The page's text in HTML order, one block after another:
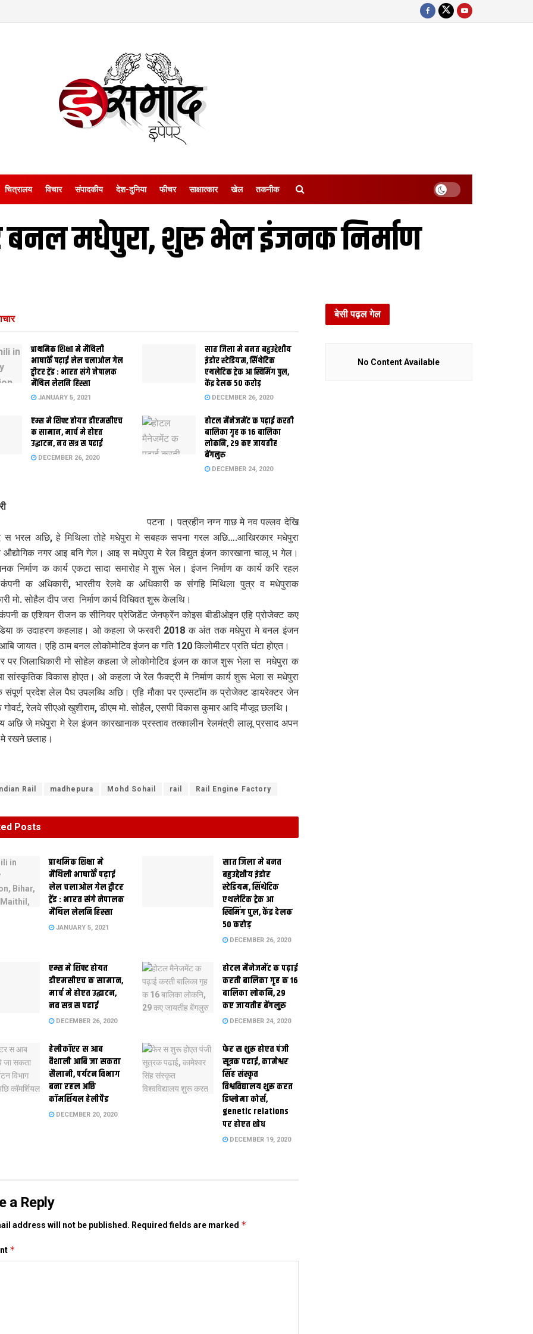
चित्रालय विचार संपादकीय देश-दुनिया फीचर साक्षात्‍कार खेल तकनीक
बनल मधेपुरा, शुरु भेल इंजनक निर्माण
प्राथमिक शि‍क्षा मे मैथि‍ली
भाषाकेँ पढ़ाई लेल चलाओल गेल
ट्वीटर ट्रेंड : भारत संगे नेपालक
मैथिल लेलनि हिस्सा
JANUARY 5, 2021
सात जिला मे बनत बहुउद्देशीय
इंडोर स्‍टेडि‍यम, सिंथेटिक
एथलेटिक ट्रेक आ स्विमिंग पुल,
केंद्र देलक 50 करोड़
DECEMBER 26, 2020
एम्स मे शिफ्ट होयत डीएमसीएच
क सामान, मार्च मे होएत
उद्घाटन, नव सत्र स पढाई
DECEMBER 26, 2020
होटल मैनेजमेंट क पढ़ाई करती
बालिका गृह क 16 बालिका
लोकनि, 29 कए जायतीह
बेंगलुरु
DECEMBER 24, 2020
पटना । पत्रहीन नग्न गाछ मे नव पल्लव देखि
भरल अछि, हे मिथिला तोहे मधेपुरा मे सबहक सपना गरल अछि….आखिरकार मधेपुरा
औद्योगिक नगर आइ बनि गेल। आइ स मधेपुरा मे रेल विद्युत इंजन कारखाना चालू भ गेल।
निर्माण क कार्य एकटा सादा समारोह मे शुरू भेल। इंजन निर्माण क कार्य करि रहल
क अधिकारी, भारतीय रेलवे क अधिकारी क संगहि मिथिला पुत्र व मधेपुराक
मो. सोहैल दीप जरा निर्माण कार्य विधिवत शुरू केलथि।
क एशियन रीजन क सीनियर प्रेजिडेंट जेनफ्रेंन कोइस बीडीओइन एहि प्रोजेक्ट कए
क उदाहरण कहलाह। ओ कहला जे फरवरी 2018 क अंत तक मधेपुरा मे बनल इंजन
जायत। एहि ठाम बनल लोकोमोटिव इंजन क गति 120 किलोमीटर प्रति घंटा होएत।
पर जिलाधिकारी मो सोहेल कहला जे लोकोमोटिव इंजन क काज शुरू भेला स मधेपुरा क
सांस्कृतिक विकास होएत। ओ कहला जे रेल फैक्ट्री मे निर्माण कार्य शुरू भेला स मधेपुरा
संपूर्ण प्रदेश लेल पैघ उपलब्धि अछि। एहि मौका पर एल्सटॉम क प्रोजेक्ट डायरेक्टर जेन
गोवर्ट, रेलवे सीएओ खुशीराम, डीएम मो. सोहैल, एसपी विकास कुमार आदि मौजूद छलथि।
अछि जे मधेपुरा मे रेल इंजन कारखानाक प्रस्ताव तत्कालीन रेलमंत्री लालू प्रसाद अपन
रखने छलाह।
Rail madhepura Mohd Sohail rail Rail Engine Factory
Posts
प्राथमिक शि‍क्षा मे
मैथि‍ली भाषाकेँ पढ़ाई
लेल चलाओल गेल ट्वीटर
ट्रेंड : भारत संगे नेपालक
मैथिल लेलनि हिस्सा
JANUARY 5, 2021
सात जिला मे बनत
बहुउद्देशीय इंडोर
स्‍टेडि‍यम, सिंथेटिक
एथलेटिक ट्रेक आ
स्विमिंग पुल, केंद्र देलक
50 करोड़
DECEMBER 26, 2020
एम्स मे शिफ्ट होयत
डीएमसीएच क सामान,
मार्च मे होएत उद्घाटन,
नव सत्र स पढाई
DECEMBER 26, 2020
होटल मैनेजमेंट क पढ़ाई
करती बालिका गृह क 16
बालिका लोकनि, 29
कए जायतीह बेंगलुरु
DECEMBER 24, 2020
हेलीकॉप्टर स आब
वैशाली आबि जा सकता
सैलानी, पर्यटन विभाग
बना रहल अछि
कॉमर्शियल हेलीपैड
DECEMBER 20, 2020
फेर स शुरू होएत पंजी
सूत्रक पढाई, कामेश्वर
सिंह संस्कृत
विश्वविद्यालय शुरू करत
डिप्लोमा कोर्स,
genetic relations
पर होएत शोध
DECEMBER 19, 2020
a Reply
address will not be published. Required fields are marked *
*
बेसी पढ़ल गेल
No Content Available